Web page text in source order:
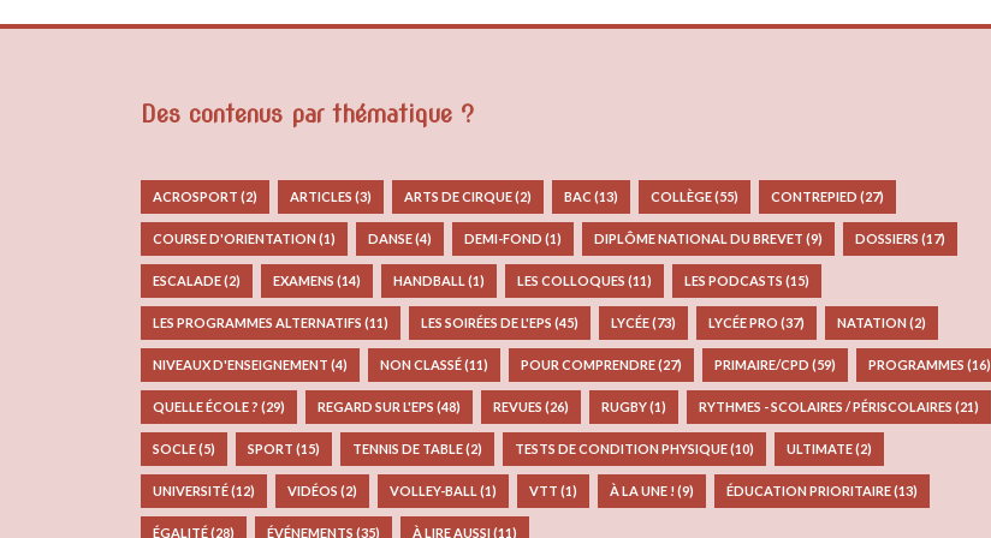
Des contenus par thématique ?
ACROSPORT (2) ARTICLES (3) ARTS DE CIRQUE(2) BAC (13) COLLÈGE(55) CONTREPIED (27)
COURSE D'ORIENTATION (1) DANSE(4) DEMI-FOND (1) DIPLÔME NATIONAL DU BREVET (9) DOSSIERS (17)
ESCALADE(2) EXAMENS (14) HANDBALL (1) LES COLLOQUES (11) LES PODCASTS (15)
LES PROGRAMMES ALTERNATIFS (11) LES SOIRÉES DE L'EPS (45) LYCÉE(73) LYCÉE PRO (37) NATATION (2)
NIVEAUX D'ENSEIGNEMENT (4) NON CLASSÉ(11) POUR COMPRENDRE(27) PRIMAIRE/CPD (59) PROGRAMMES (16)
QUELLE ÉCOLE ? (29) REGARD SUR L'EPS (48) REVUES (26) RUGBY(1) RYTHMES - SCOLAIRES / PÉRISCOLAIRES (21)
SOCLE(5) SPORT (15) TENNIS DE TABLE(2) TESTS DE CONDITION PHYSIQUE(10) ULTIMATE(2)
UNIVERSITÉ(12) VIDÉOS (2) VOLLEY-BALL (1) VTT (1) À LA UNE ! (9) ÉDUCATION PRIORITAIRE(13)
ÉGALITÉ(28) ÉVÉNEMENTS (35) À LIRE AUSSI (11)